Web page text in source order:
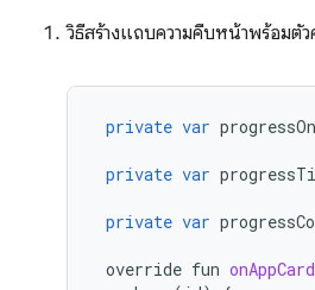
วิธีสร้างแถบความคืบหน้าพร้อมตั
private var progressOn
private var
private var
override fun